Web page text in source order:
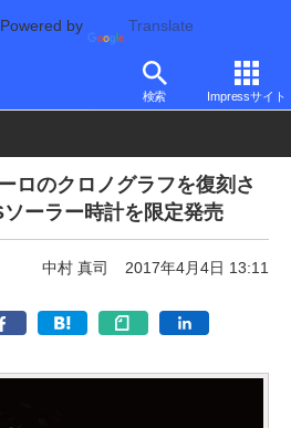
Powered by Translate
検索 Impressサイト
ロのクロノグラフを復刻さ
ーラー時計を限定発売
中村 真司 2017年4月4日 13:11